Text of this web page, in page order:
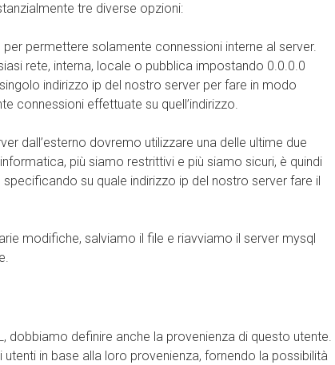
tre diverse opzioni:
per permettere solamente connessioni interne al server.
rete, interna, locale o pubblica impostando 0.0.0.0
indirizzo ip del nostro server per fare in modo
connessioni effettuate su quell’indirizzo.
dall’esterno dovremo utilizzare una delle ultime due
più siamo restrittivi e più siamo sicuri, è quindi
su quale indirizzo ip del nostro server fare il
modifiche, salviamo il file e riavviamo il server mysql
dobbiamo definire anche la provenienza di questo utente.
in base alla loro provenienza, fornendo la possibilità